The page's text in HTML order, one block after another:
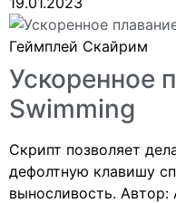
Геймплей Скайрим
Ускоренное
Swimming
Скрипт позволяет
дефолтную клавишу
выносливость. Автор: